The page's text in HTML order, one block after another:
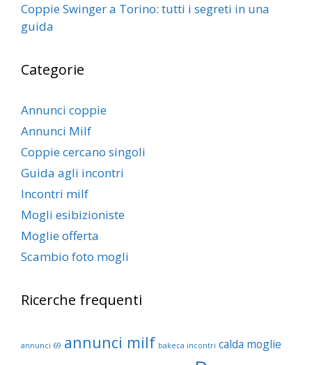
Coppie Swinger a Torino: tutti i segreti in una
guida
Categorie
Annunci coppie
Annunci Milf
Coppie cercano singoli
Guida agli incontri
Incontri milf
Mogli esibizioniste
Moglie offerta
Scambio foto mogli
Ricerche frequenti
annunci 69 annunci milf bakeca incontri calda moglie